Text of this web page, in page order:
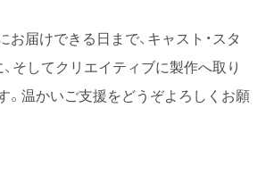
お届けできる日まで、キャスト・スタ
、そしてクリエイティブに製作へ取り
。温かいご支援をどうぞよろしくお願